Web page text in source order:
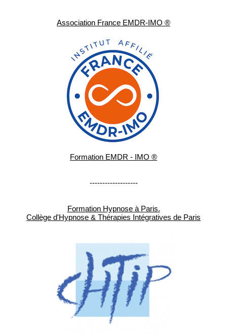
Association France EMDR-IMO ®
Formation EMDR - IMO ®
-------------------
Formation Hypnose à Paris.
Collège d'Hypnose & Thérapies Intégratives de Paris